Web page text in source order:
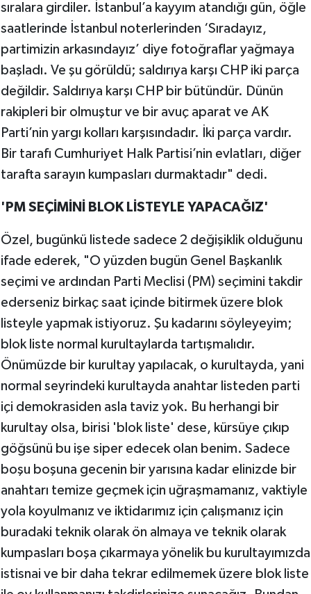
sıralara girdiler. İstanbul’a kayyım atandığı gün, öğle
saatlerinde İstanbul noterlerinden ‘Sıradayız,
partimizin arkasındayız’ diye fotoğraflar yağmaya
başladı. Ve şu görüldü; saldırıya karşı CHP iki parça
değildir. Saldırıya karşı CHP bir bütündür. Dünün
rakipleri bir olmuştur ve bir avuç aparat ve AK
Parti’nin yargı kolları karşısındadır. İki parça vardır.
Bir tarafı Cumhuriyet Halk Partisi’nin evlatları, diğer
tarafta sarayın kumpasları durmaktadır" dedi.
'PM SEÇİMİNİ BLOK LİSTEYLE YAPACAĞIZ'
Özel, bugünkü listede sadece 2 değişiklik olduğunu
ifade ederek, "O yüzden bugün Genel Başkanlık
seçimi ve ardından Parti Meclisi (PM) seçimini takdir
ederseniz birkaç saat içinde bitirmek üzere blok
listeyle yapmak istiyoruz. Şu kadarını söyleyeyim;
blok liste normal kurultaylarda tartışmalıdır.
Önümüzde bir kurultay yapılacak, o kurultayda, yani
normal seyrindeki kurultayda anahtar listeden parti
içi demokrasiden asla taviz yok. Bu herhangi bir
kurultay olsa, birisi 'blok liste' dese, kürsüye çıkıp
göğsünü bu işe siper edecek olan benim. Sadece
boşu boşuna gecenin bir yarısına kadar elinizde bir
anahtarı temize geçmek için uğraşmamanız, vaktiyle
yola koyulmanız ve iktidarımız için çalışmanız için
buradaki teknik olarak ön almaya ve teknik olarak
kumpasları boşa çıkarmaya yönelik bu kurultayımızda
istisnai ve bir daha tekrar edilmemek üzere blok liste